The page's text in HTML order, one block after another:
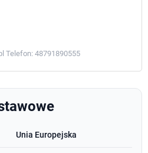
Telefon: 48791890555
Unia Europejska